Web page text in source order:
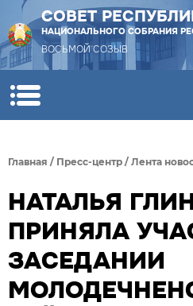
СОВЕТ
НАЦИОНАЛЬНОГО СОБРАНИЯ
ВОСЬМОЙ СОЗЫВ
Главная / Пресс-центр / Лента
НАТАЛЬЯ
ПРИНЯЛА
ЗАСЕДАНИИ